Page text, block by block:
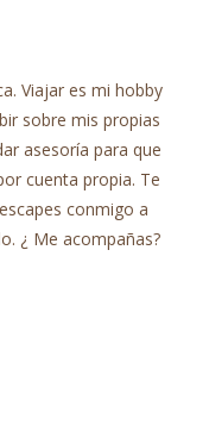
Viajar es mi hobby
sobre mis propias
asesoría para que
cuenta propia. Te
conmigo a
¿ Me acompañas?